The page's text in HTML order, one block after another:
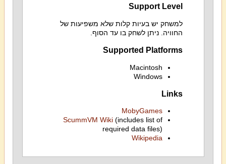
Support Level
למשחק יש בעיות קלות שלא משפיעות של
החוויה. ניתן לשחק בו עד הסוף.
Supported Platforms
Macintosh
Windows
Links
MobyGames
ScummVM Wiki(includes list of
required data files)
Wikipedia